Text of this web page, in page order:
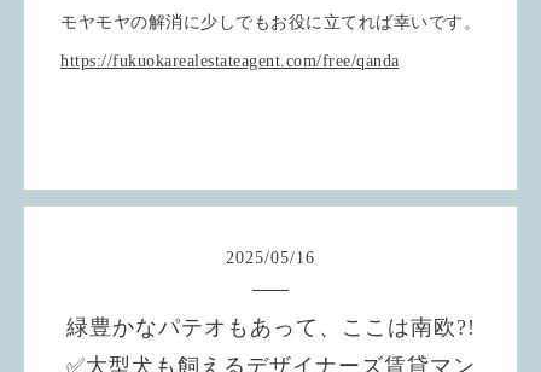
モヤモヤの解消に少しでもお役に立てれば幸いです。
https://fukuokarealestateagent.com/free/qanda
2025/05/16
緑豊かなパテオもあって、ここは南欧?!
✅大型犬も飼えるデザイナーズ賃貸マン